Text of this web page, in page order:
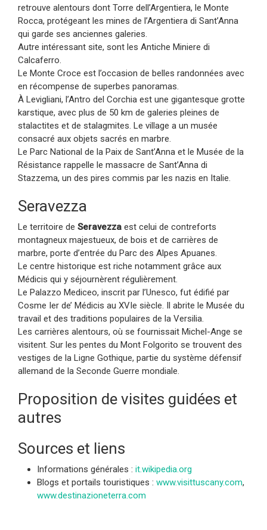
retrouve alentours dont Torre dell’Argentiera, le Monte
Rocca, protégeant les mines de l’Argentiera di Sant’Anna
qui garde ses anciennes galeries.
Autre intéressant site, sont les Antiche Miniere di
Calcaferro.
Le Monte Croce est l’occasion de belles randonnées avec
en récompense de superbes panoramas.
À Levigliani, l’Antro del Corchia est une gigantesque grotte
karstique, avec plus de 50 km de galeries pleines de
stalactites et de stalagmites. Le village a un musée
consacré aux objets sacrés en marbre.
Le Parc National de la Paix de Sant’Anna et le Musée de la
Résistance rappelle le massacre de Sant’Anna di
Stazzema, un des pires commis par les nazis en Italie.
Seravezza
Le territoire de Seravezza est celui de contreforts
montagneux majestueux, de bois et de carrières de
marbre, porte d’entrée du Parc des Alpes Apuanes.
Le centre historique est riche notamment grâce aux
Médicis qui y séjournèrent régulièrement.
Le Palazzo Mediceo, inscrit par l’Unesco, fut édifié par
Cosme Ier de’ Médicis au XVIe siècle. Il abrite le Musée du
travail et des traditions populaires de la Versilia.
Les carrières alentours, où se fournissait Michel-Ange se
visitent. Sur les pentes du Mont Folgorito se trouvent des
vestiges de la Ligne Gothique, partie du système défensif
allemand de la Seconde Guerre mondiale.
Proposition de visites guidées et
autres
Sources et liens
Informations générales : it.wikipedia.org
Blogs et portails touristiques : www.visittuscany.com,
www.destinazioneterra.com